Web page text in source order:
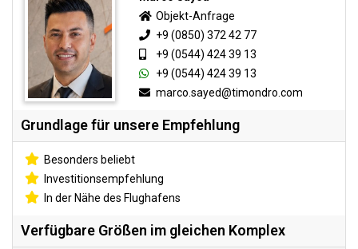
Objekt-Anfrage
+9 (0850) 372 42 77
+9 (0544) 424 39 13
+9 (0544) 424 39 13
marco.sayed@timondro.com
Grundlage für unsere Empfehlung
Besonders beliebt
Investitionsempfehlung
In der Nähe des Flughafens
Verfügbare Größen im gleichen Komplex